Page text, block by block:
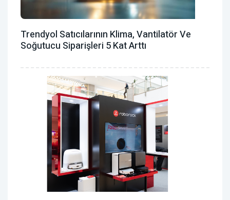
Trendyol Satıcılarının Klima, Vantilatör ‎ve
Soğutucu Siparişleri 5 Kat Arttı